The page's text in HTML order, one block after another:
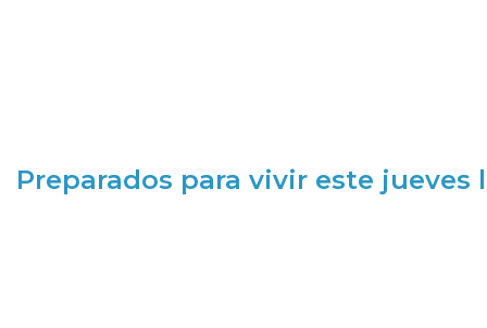
Preparados para vivir este jueves